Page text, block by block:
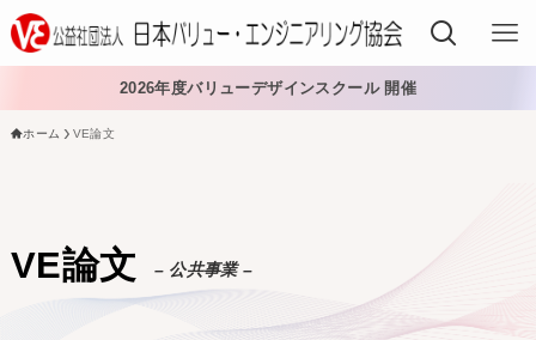
VEを導入する
2026年度バリューデザインスクール 開催
ホーム VE論文
VE論文 – 公共事業 –